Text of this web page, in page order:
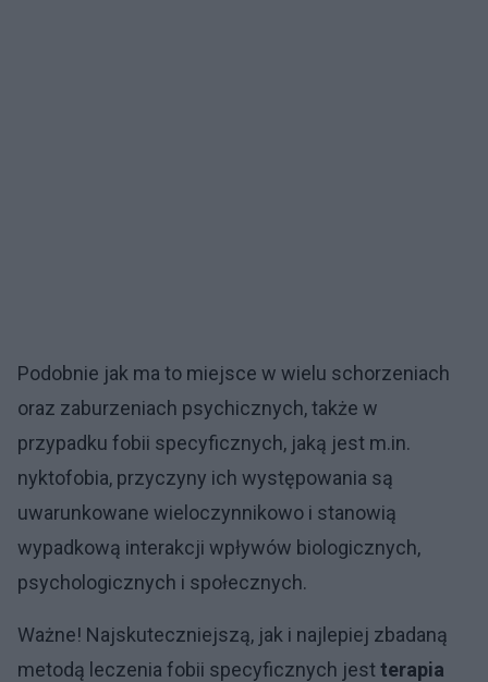
Podobnie jak ma to miejsce w wielu schorzeniach
oraz zaburzeniach psychicznych, także w
przypadku fobii specyficznych, jaką jest m.in.
nyktofobia, przyczyny ich występowania są
uwarunkowane wieloczynnikowo i stanowią
wypadkową interakcji wpływów biologicznych,
psychologicznych i społecznych.
Ważne! Najskuteczniejszą, jak i najlepiej zbadaną
metodą leczenia fobii specyficznych jestterapia